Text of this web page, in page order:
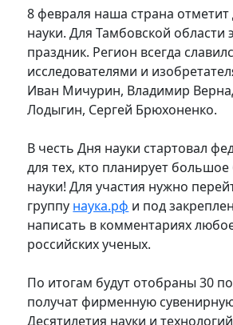
8 февраля наша страна
науки. Для Тамбовской области
праздник. Регион всегда
исследователями и
Иван Мичурин, Владимир
Лодыгин, Сергей Брюхоненко.
В честь Дня науки стартовал
для тех, кто планирует
науки! Для участия нужно
группу наука.рф и под
написать в комментариях
российских ученых.
По итогам будут отобраны 30
получат фирменную
Десятилетия науки и